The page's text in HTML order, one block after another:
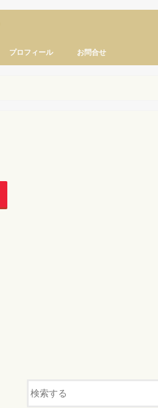
プロフィール お問合せ